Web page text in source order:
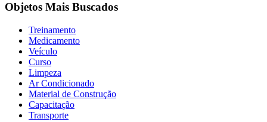
Objetos Mais Buscados
Treinamento
Medicamento
Veículo
Curso
Limpeza
Ar Condicionado
Material de Construção
Capacitação
Transporte